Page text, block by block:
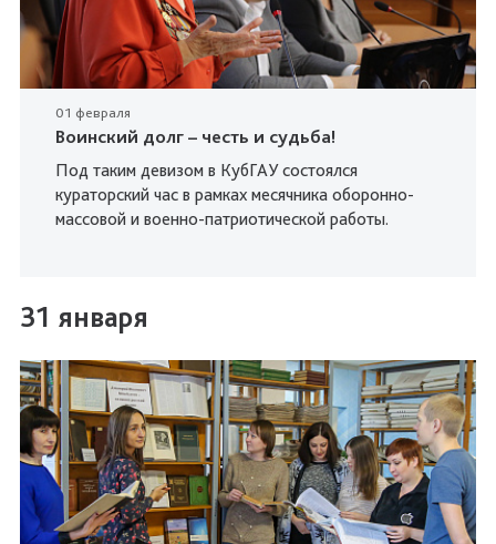
01 февраля
Воинский долг – честь и судьба!
Под таким девизом в КубГАУ состоялся
кураторский час в рамках месячника оборонно-
массовой и военно-патриотической работы.
31 января